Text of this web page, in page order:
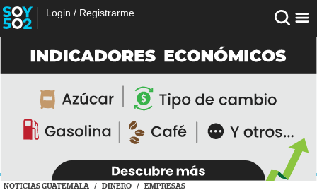
Login / Registrarme
NOTICIAS GUATEMALA / DINERO / EMPRESAS